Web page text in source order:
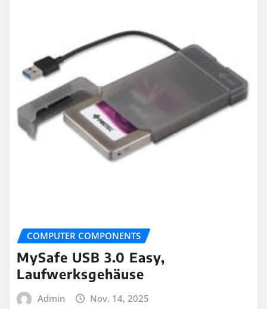
COMPUTER COMPONENTS
MySafe USB 3.0 Easy,
Laufwerksgehäuse
Admin Nov. 14, 2025